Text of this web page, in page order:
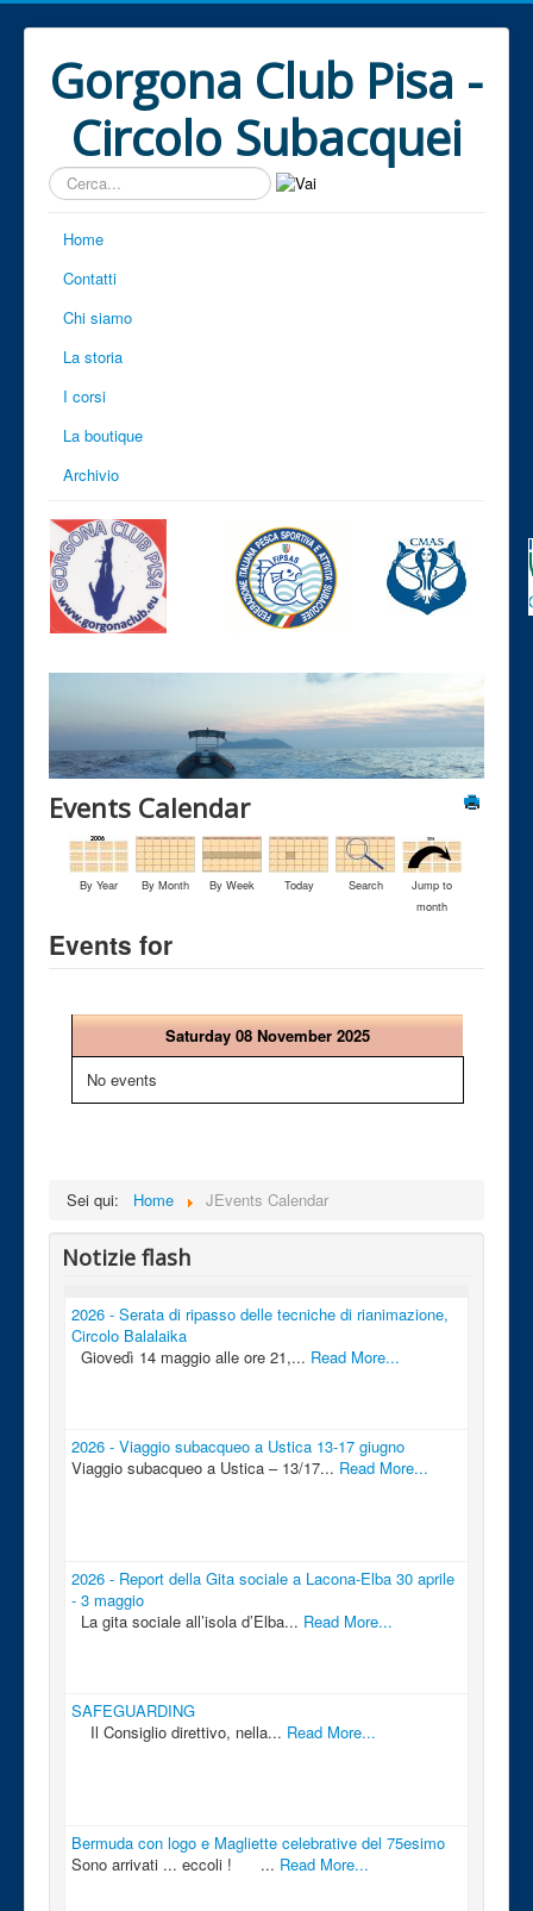
Gorgona Club Pisa -
Circolo Subacquei
Cerca...
Home
Contatti
Chi siamo
La storia
I corsi
La boutique
Archivio
Events Calendar
By Year By Month By Week Today Search
Jump to
month
Events for
Saturday 08 November 2025
No events
Sei qui: Home JEvents Calendar
Notizie flash
2026 - Serata di ripasso delle tecniche di rianimazione,
Circolo Balalaika
Giovedì 14 maggio alle ore 21,... Read More...
2026 - Viaggio subacqueo a Ustica 13-17 giugno
Viaggio subacqueo a Ustica – 13/17... Read More...
2026 - Report della Gita sociale a Lacona-Elba 30 aprile
- 3 maggio
La gita sociale all’isola d’Elba... Read More...
SAFEGUARDING
Il Consiglio direttivo, nella... Read More...
Bermuda con logo e Magliette celebrative del 75esimo
Sono arrivati ... eccoli ! ... Read More...